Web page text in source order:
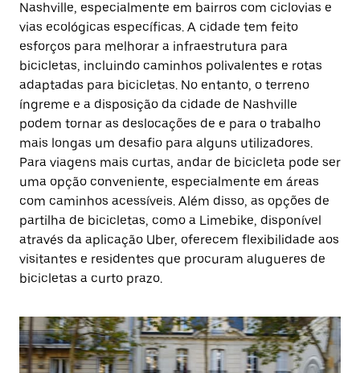
Nashville, especialmente em bairros com ciclovias e
vias ecológicas específicas. A cidade tem feito
esforços para melhorar a infraestrutura para
bicicletas, incluindo caminhos polivalentes e rotas
adaptadas para bicicletas. No entanto, o terreno
íngreme e a disposição da cidade de Nashville
podem tornar as deslocações de e para o trabalho
mais longas um desafio para alguns utilizadores.
Para viagens mais curtas, andar de bicicleta pode ser
uma opção conveniente, especialmente em áreas
com caminhos acessíveis. Além disso, as opções de
partilha de bicicletas, como a Limebike, disponível
através da aplicação Uber, oferecem flexibilidade aos
visitantes e residentes que procuram alugueres de
bicicletas a curto prazo.